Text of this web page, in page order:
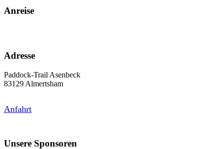
Anreise
Adresse
Paddock-Trail Asenbeck
83129 Almertsham
Anfahrt
Unsere Sponsoren